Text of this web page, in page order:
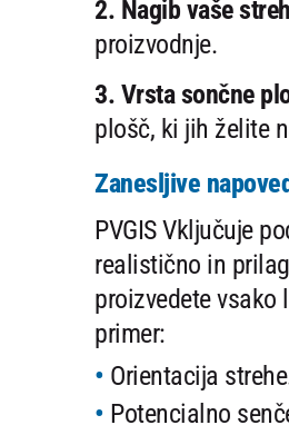
2. Nagib vaše
proizvodnje.
3. Vrsta sončne
plošč, ki jih želite
Zanesljive
PVGIS Vključuje
realistično in
proizvedete vsako
primer:
Orientacija
Potencialno